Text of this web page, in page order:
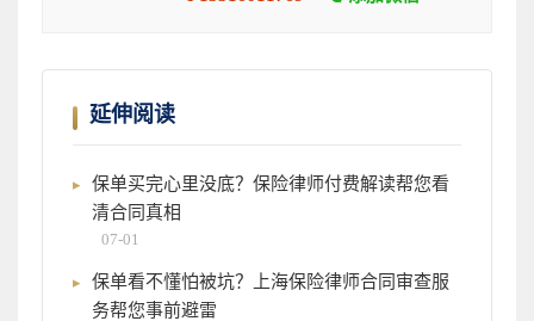
延伸阅读
保单买完心里没底？保险律师付费解读帮您看
清合同真相
07-01
保单看不懂怕被坑？上海保险律师合同审查服
务帮您事前避雷